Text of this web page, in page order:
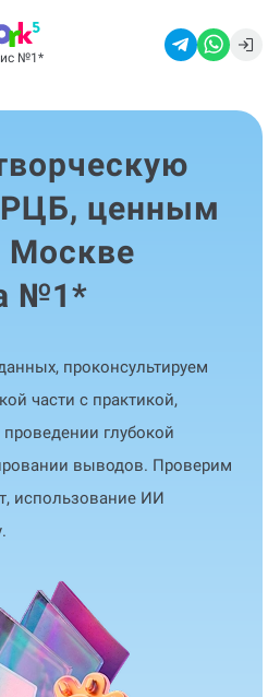
№1 *
РЦБ, ценным
Москве
№1*
проконсультируем
части с практикой,
глубокой
выводов. Проверим
использование ИИ